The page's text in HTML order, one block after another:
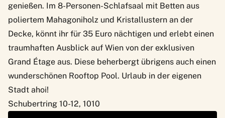
genießen. Im 8-Personen-Schlafsaal mit Betten aus
poliertem Mahagoniholz und Kristallustern an der
Decke, könnt ihr für 35 Euro nächtigen und erlebt einen
traumhaften Ausblick auf Wien von der exklusiven
Grand Étage aus. Diese beherbergt übrigens auch einen
wunderschönen Rooftop Pool. Urlaub in der eigenen
Stadt ahoi!
Schubertring 10-12, 1010